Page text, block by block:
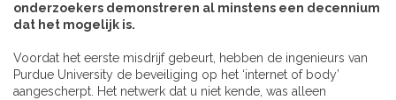
onderzoekers demonstreren al minstens een decennium
dat het mogelijk is.
Voordat het eerste misdrijf gebeurt, hebben de ingenieurs van
Purdue University de beveiliging op het ‘internet of body’
aangescherpt. Het netwerk dat u niet kende, was alleen